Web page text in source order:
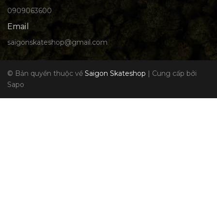
0909063600
Email
saigonskateshop@gmail.com
© Bản quyền thuộc về Saigon Skateshop | Cung cấp bởi
Sapo